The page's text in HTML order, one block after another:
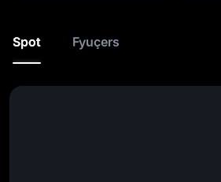
Spot Fyuçers